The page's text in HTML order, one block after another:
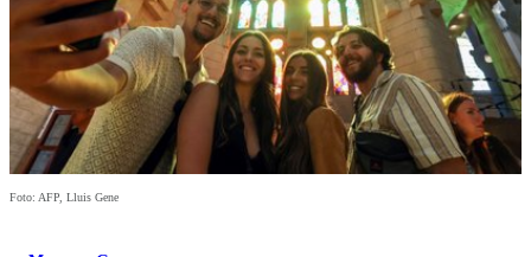
Foto: AFP, Lluis Gene